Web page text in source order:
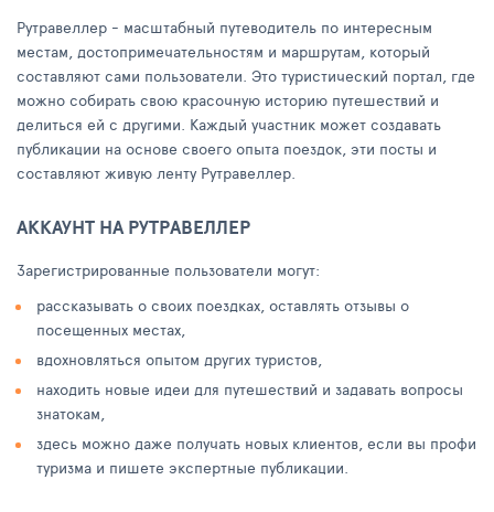
Рутравеллер - масштабный путеводитель по интересным
местам, достопримечательностям и маршрутам, который
составляют сами пользователи. Это туристический портал, где
можно собирать свою красочную историю путешествий и
делиться ей с другими. Каждый участник может создавать
публикации на основе своего опыта поездок, эти посты и
составляют живую ленту Рутравеллер.
АККАУНТ НА РУТРАВЕЛЛЕР
Зарегистрированные пользователи могут:
рассказывать о своих поездках, оставлять отзывы о
посещенных местах,
вдохновляться опытом других туристов,
находить новые идеи для путешествий и задавать вопросы
знатокам,
здесь можно даже получать новых клиентов, если вы профи
туризма и пишете экспертные публикации.